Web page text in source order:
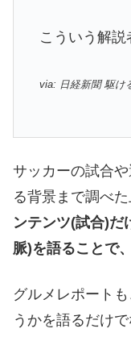
こういう解説
via: 日経新聞 駆け
サッカーの試合
る背景まで調べ
ンテンツ(試合)だ
脈)を語ることで
グルメレポート
うかを語るだけで